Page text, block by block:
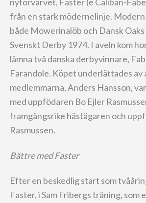
nyförvärvet, Faster (e Caliban-
från en stark mödernelinje. Modern
både Mowerinalöb och Dansk Oaks
Svenskt Derby 1974. I aveln kom
lämna två danska derbyvinnare,
Farandole. Köpet underlättades av
medlemmarna, Anders Hansson,
med uppfödaren Bo Ejler
framgångsrike hästägaren och
Rasmussen.
Bättre med Faster
Efter en beskedlig start som
Faster, i Sam Fribergs träning, som